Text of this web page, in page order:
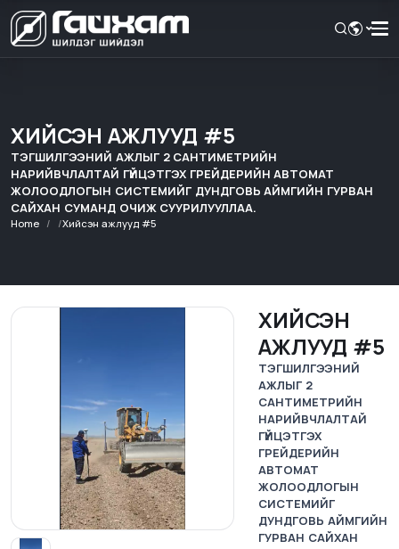
ХИЙСЭН АЖЛУУД #5
ТЭГШИЛГЭЭНИЙ АЖЛЫГ 2 САНТИМЕТРИЙН
НАРИЙВЧЛАЛТАЙ ГҮЙЦЭТГЭХ ГРЕЙДЕРИЙН АВТОМАТ
ЖОЛООДЛОГЫН СИСТЕМИЙГ ДУНДГОВЬ АЙМГИЙН ГУРВАН
САЙХАН СУМАНД ОЧИЖ СУУРИЛУУЛЛАА.
Home Хийсэн ажлууд #5
ХИЙСЭН
АЖЛУУД #5
ТЭГШИЛГЭЭНИЙ
АЖЛЫГ 2
САНТИМЕТРИЙН
НАРИЙВЧЛАЛТАЙ
ГҮЙЦЭТГЭХ
ГРЕЙДЕРИЙН
АВТОМАТ
ЖОЛООДЛОГЫН
СИСТЕМИЙГ
ДУНДГОВЬ АЙМГИЙН
ГУРВАН САЙХАН